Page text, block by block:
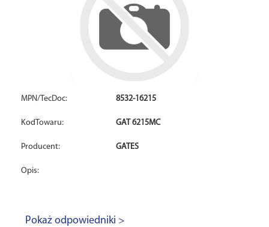
MPN/TecDoc: 8532-16215
KodTowaru: GAT 6215MC
Producent: GATES
Opis:
Pokaż odpowiedniki >